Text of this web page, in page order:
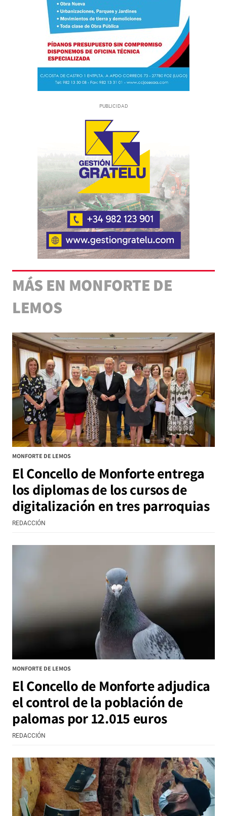
MÁS EN MONFORTE DE
LEMOS
MONFORTE DE LEMOS
El Concello de Monforte entrega
los diplomas de los cursos de
digitalización en tres parroquias
REDACCIÓN
MONFORTE DE LEMOS
El Concello de Monforte adjudica
el control de la población de
palomas por 12.015 euros
REDACCIÓN